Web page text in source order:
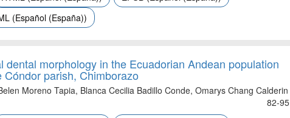
(Español (España))
dental morphology in the Ecuadorian Andean population
parish, Chimborazo
Moreno Tapia, Blanca Cecilia Badillo Conde, Omarys Chang Calderin
82-95